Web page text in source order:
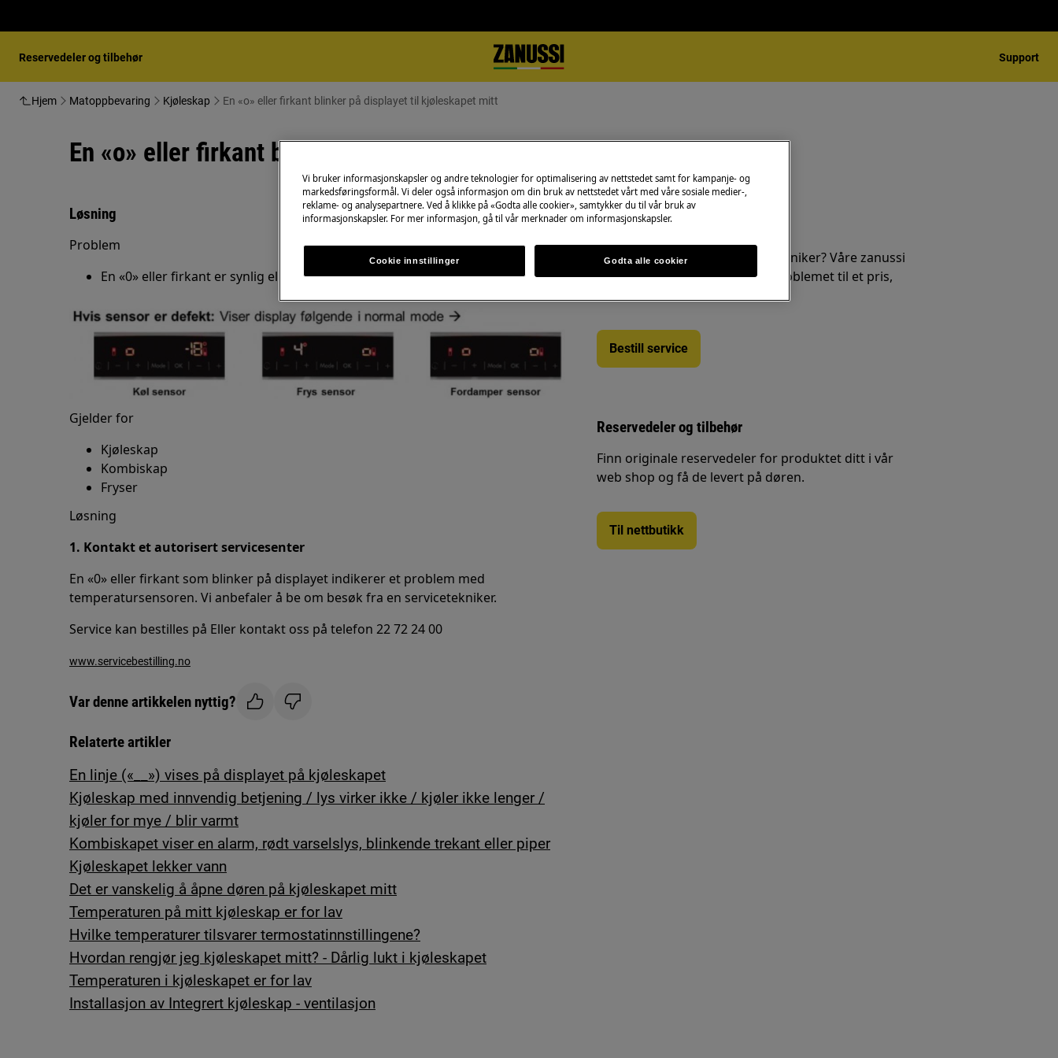
Reservedeler og tilbehør Support
Hjem Matoppbevaring Kjøleskap En «o» eller firkant blinker på displayet til kjøleskapet mitt
En «o» eller firkant blinker på displayet til kjøleskapet mitt
Løsning
Problem
En «0» eller firkant er synlig eller blinkende på displayet.
Gjelder for
Kjøleskap
Kombiskap
Fryser
Løsning
1. Kontakt et autorisert servicesenter
En «0» eller firkant som blinker på displayet indikerer et problem med
temperatursensoren. Vi anbefaler å be om besøk fra en servicetekniker.
Service kan bestilles på Eller kontakt oss på telefon 22 72 24 00
www.servicebestilling.no
Var denne artikkelen nyttig?
Relaterte artikler
En linje («__») vises på displayet på kjøleskapet
Kjøleskap med innvendig betjening / lys virker ikke / kjøler ikke lenger /
kjøler for mye / blir varmt
Kombiskapet viser en alarm, rødt varselslys, blinkende trekant eller piper
Kjøleskapet lekker vann
Det er vanskelig å åpne døren på kjøleskapet mitt
Temperaturen på mitt kjøleskap er for lav
Hvilke temperaturer tilsvarer termostatinnstillingene?
Hvordan rengjør jeg kjøleskapet mitt? - Dårlig lukt i kjøleskapet
Temperaturen i kjøleskapet er for lav
Installasjon av Integrert kjøleskap - ventilasjon
Bestill service
Ønsker du bestille en service tekniker? Våre zanussi
teknikere inspiserer og løser problemet til et pris,
Bestill service
Reservedeler og tilbehør
Finn originale reservedeler for produktet ditt i vår
web shop og få de levert på døren.
Til nettbutikk
Vi bruker informasjonskapsler og andre teknologier for optimalisering av nettstedet samt for kampanje- og
markedsføringsformål. Vi deler også informasjon om din bruk av nettstedet vårt med våre sosiale medier-,
reklame- og analysepartnere. Ved å klikke på «Godta alle cookier», samtykker du til vår bruk av
informasjonskapsler. For mer informasjon, gå til vår merknader om informasjonskapsler.
Cookie innstillinger Godta alle cookier